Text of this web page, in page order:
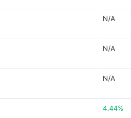
N/A
N/A
N/A
4.44%